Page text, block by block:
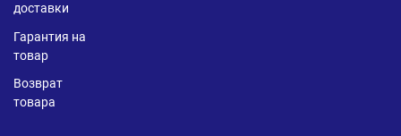
доставки
Гарантия на
товар
Возврат
товара